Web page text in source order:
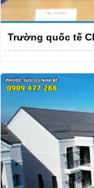
Trường quốc tế